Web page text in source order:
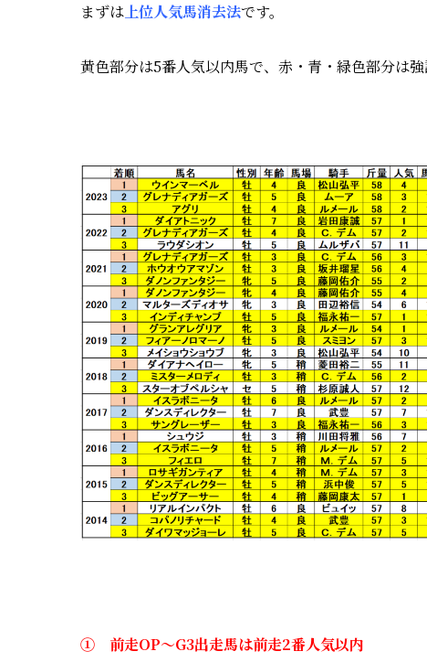
まずは 上位人気馬消去法です。
黄色部分は5番人気以内馬で、赤・青・緑色部分は強
① 前走OP～G3出走馬は前走2番人気以内